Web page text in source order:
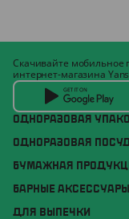
ОДНОРАЗОВАЯ
ОДНОРАЗОВАЯ
БУМАЖНАЯ
БАРНЫЕ АКСЕССУАРЫ
ДЛЯ ВЫПЕЧКИ
Скачивайте мобильное
интернет-магазина Yans